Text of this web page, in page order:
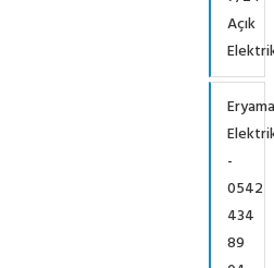
Açık
-
0542
434
89